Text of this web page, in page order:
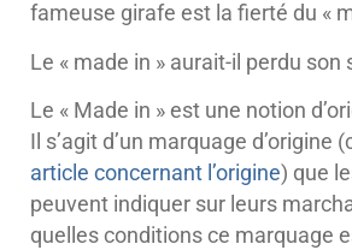
fameuse girafe est la fierté du «
Le « made in » aurait-il perdu son
Le « Made in » est une notion
Il s’agit d’un marquage d’origine
article concernant l’origine) que
peuvent indiquer sur leurs
quelles conditions ce marquage